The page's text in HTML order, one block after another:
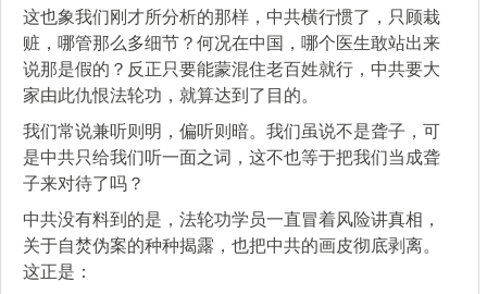
这也象我们刚才所分析的那样，中共横行惯了，只顾栽
赃，哪管那么多细节？何况在中国，哪个医生敢站出来
说那是假的？反正只要能蒙混住老百姓就行，中共要大
家由此仇恨法轮功，就算达到了目的。
我们常说兼听则明，偏听则暗。我们虽说不是聋子，可
是中共只给我们听一面之词，这不也等于把我们当成聋
子来对待了吗？
中共没有料到的是，法轮功学员一直冒着风险讲真相，
关于自焚伪案的种种揭露，也把中共的画皮彻底剥离。
这正是：